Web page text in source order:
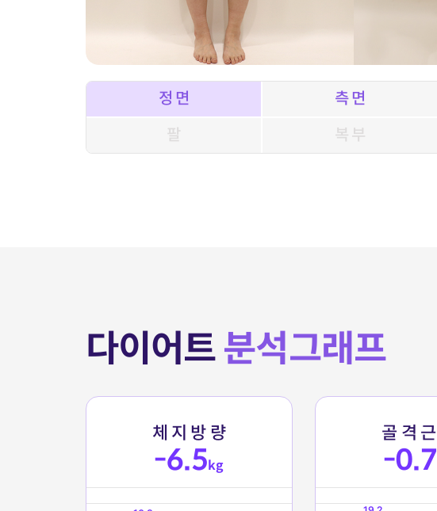
정 면 측 면
팔
복 부
다이어트분석그래프
체 지 방 량
-6.5kg
골 격 근
-0.7